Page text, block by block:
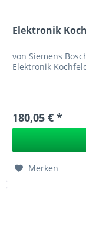
Elektronik
von Siemens
Elektronik
180,05 € *
Merken